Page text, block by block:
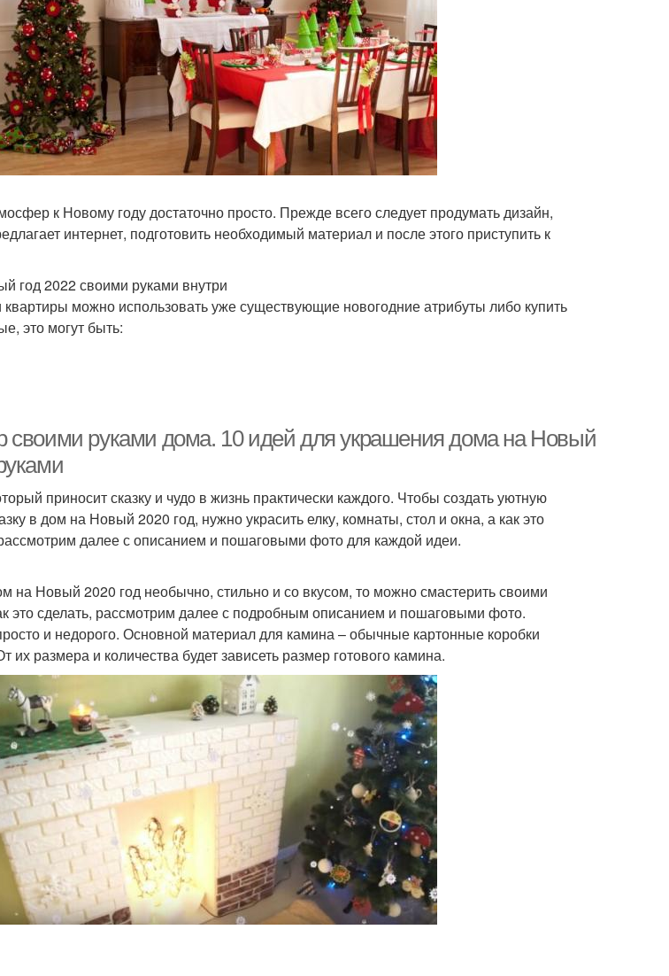
к Новому году достаточно просто. Прежде всего следует продумать дизайн,
интернет, подготовить необходимый материал и после этого приступить к
год 2022 своими руками внутри
можно использовать уже существующие новогодние атрибуты либо купить
это могут быть:
своими руками дома. 10 идей для украшения дома на Новый
приносит сказку и чудо в жизнь практически каждого. Чтобы создать уютную
в дом на Новый 2020 год, нужно украсить елку, комнаты, стол и окна, а как это
далее с описанием и пошаговыми фото для каждой идеи.
на Новый 2020 год необычно, стильно и со вкусом, то можно смастерить своими
это сделать, рассмотрим далее с подробным описанием и пошаговыми фото.
и недорого. Основной материал для камина – обычные картонные коробки
размера и количества будет зависеть размер готового камина.